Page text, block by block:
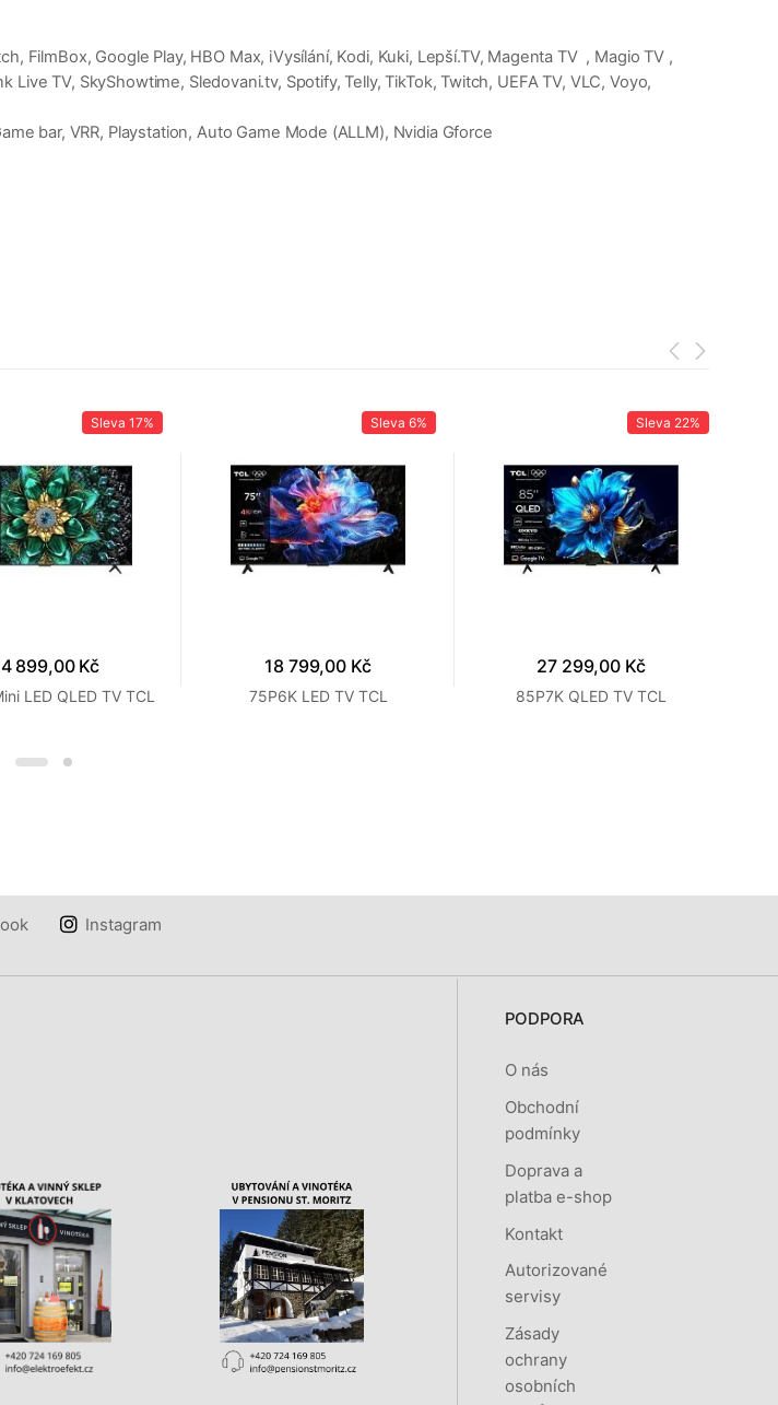
FilmBox, Google Play, HBO Max, iVysílání, Kodi, Kuki, Lepší.TV, Magenta TV , Magio TV ,
TV, SkyShowtime, Sledovani.tv, Spotify, Telly, TikTok, Twitch, UEFA TV, VLC, Voyo,
bar, VRR, Playstation, Auto Game Mode (ALLM), Nvidia Gforce
Sleva 17%
899,00 Kč
LED QLED TV TCL
Sleva 6%
18 799,00 Kč
75P6K LED TV TCL
Sleva 22%
27 299,00 Kč
85P7K QLED TV TCL
Instagram
PODPORA
O nás
Obchodní
podmínky
Doprava a
platba e-shop
Kontakt
Autorizované
servisy
Zásady
ochrany
osobních